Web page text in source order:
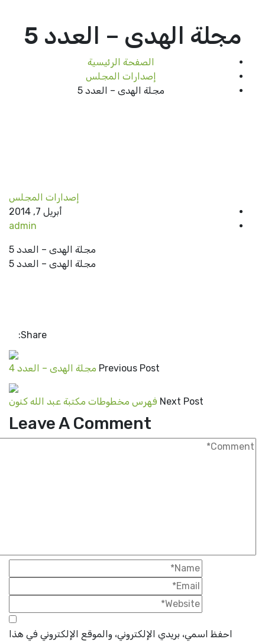
مجلة الهدى – العدد 5
الصفحة الرئيسية
إصدارات المجلس
مجلة الهدى – العدد 5
إصدارات المجلس
أبريل 7, 2014
admin
مجلة الهدى – العدد 5
مجلة الهدى – العدد 5
Share:
Previous Post مجلة الهدى – العدد 4
Next Post فهرس مخطوطات مكتبة عبد الله كنون
Leave A Comment
احفظ اسمي، بريدي الإلكتروني، والموقع الإلكتروني في هذا